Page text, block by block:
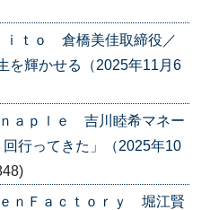
ｉｔｏ 倉橋美佳取締役／
を輝かせる（2025年11月6
ａｐｌｅ 吉川睦希マネー
行ってきた」（2025年10
ｎＦａｃｔｏｒｙ 堀江賢